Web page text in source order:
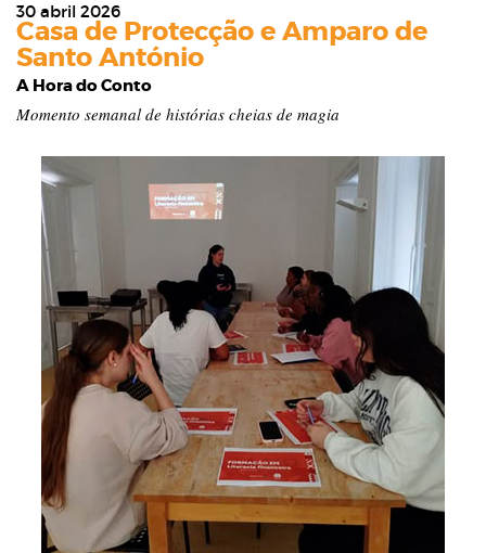
30 abril 2026
Casa de Protecção e Amparo de
Santo António
A Hora do Conto
Momento semanal de histórias cheias de magia